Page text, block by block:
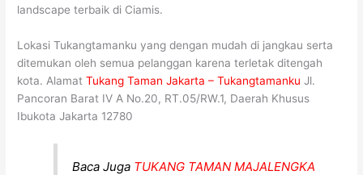
landscape terbaik di Ciamis.
Lokasi Tukangtamanku yang dengan mudah di jangkau serta
ditemukan oleh semua pelanggan karena terletak ditengah
kota. AlamatTukang Taman Jakarta – Tukangtamanku Jl.
Pancoran Barat IV A No.20, RT.05/RW.1, Daerah Khusus
Ibukota Jakarta 12780
Baca Juga TUKANG TAMAN MAJALENGKA